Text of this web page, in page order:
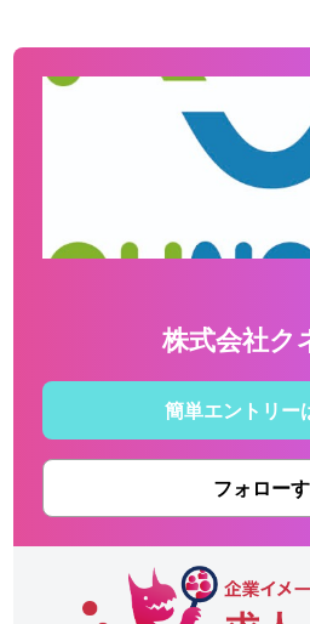
株式会社ク
簡単エントリー
フォロー